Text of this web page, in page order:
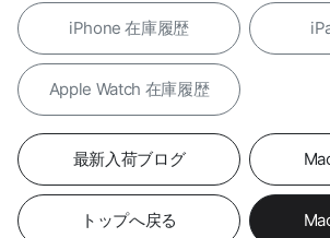
iPhone 在庫履歴
Apple Watch 在庫履歴
最新入荷ブログ
トップへ戻る